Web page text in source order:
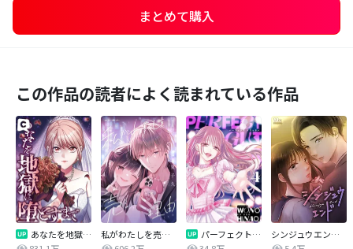
まとめて購入
この作品の読者によく読まれている作品
あなたを地獄に堕とすまで
私がわたしを売る理由
パーフェクトグリッター
シンジュウエンド【タテヨミ】